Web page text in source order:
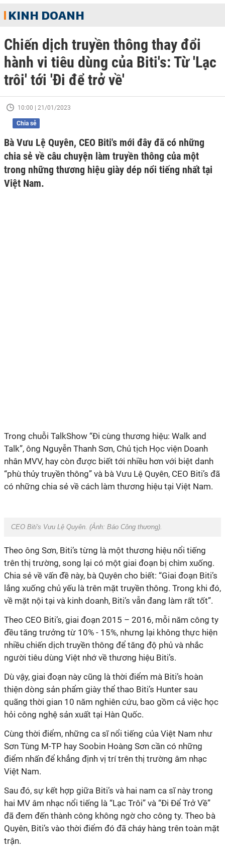
KINH DOANH
Chiến dịch truyền thông thay đổi
hành vi tiêu dùng của Biti's: Từ 'Lạc
trôi' tới 'Đi để trở về'
10:00 | 21/01/2023
Chia sẻ
Bà Vưu Lệ Quyên, CEO Biti's mới đây đã có những
chia sẻ về câu chuyện làm truyền thông của một
trong những thương hiệu giày dép nổi tiếng nhất tại
Việt Nam.
Trong chuỗi TalkShow “Đi cùng thương hiệu: Walk and
Talk”, ông Nguyễn Thanh Sơn, Chủ tịch Học viện Doanh
nhân MVV, hay còn được biết tới nhiều hơn với biệt danh
“phù thủy truyền thông” và bà Vưu Lệ Quyên, CEO Biti’s đã
có những chia sẻ về cách làm thương hiệu tại Việt Nam.
CEO Biti's Vưu Lệ Quyên. (Ảnh: Báo Công thương).
Theo ông Sơn, Biti’s từng là một thương hiệu nổi tiếng
trên thị trường, song lại có một giai đoạn bị chìm xuống.
Chia sẻ về vấn đề này, bà Quyên cho biết: “Giai đoạn Biti’s
lắng xuống chủ yếu là trên mặt truyền thông. Trong khi đó,
về mặt nội tại và kinh doanh, Biti’s vẫn đang làm rất tốt”.
Theo CEO Biti’s, giai đoạn 2015 – 2016, mỗi năm công ty
đều tăng trưởng từ 10% - 15%, nhưng lại không thực hiện
nhiều chiến dịch truyền thông để tăng độ phủ và nhắc
người tiêu dùng Việt nhớ về thương hiệu Biti’s.
Dù vậy, giai đoạn này cũng là thời điểm mà Biti’s hoàn
thiện dòng sản phẩm giày thể thao Biti’s Hunter sau
quãng thời gian 10 năm nghiên cứu, bao gồm cả việc học
hỏi công nghệ sản xuất tại Hàn Quốc.
Cùng thời điểm, những ca sĩ nổi tiếng của Việt Nam như
Sơn Tùng M-TP hay Soobin Hoàng Sơn cần có những
điểm nhấn để khẳng định vị trí trên thị trường âm nhạc
Việt Nam.
Sau đó, sự kết hợp giữa Biti’s và hai nam ca sĩ này trong
hai MV âm nhạc nổi tiếng là “Lạc Trôi” và “Đi Để Trở Về”
đã đem đến thành công không ngờ cho công ty. Theo bà
Quyên, Biti’s vào thời điểm đó đã cháy hàng trên toàn mặt
trận.